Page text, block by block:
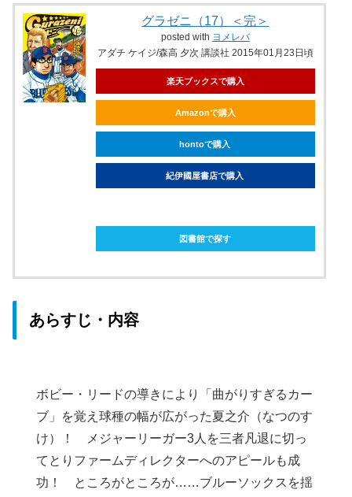
グラゼニ（17）＜完＞
posted with ヨメレバ
アダチ ケイジ/森高 夕次 講談社 2015年01月23日頃
楽天ブックスで購入
Amazonで購入
hontoで購入
紀伊國屋書店で購入
図書館で探す
あらすじ・内容
ボビー・リードの導きにより「曲がりすぎるカー
ブ」を覚え球種の幅が広がった夏之介（なつのす
け）！ メジャーリーガー3人を三者凡退に切っ
てとりファームディレクターへのアピールも成
功！ ところがところが……ブルーソックスを揺